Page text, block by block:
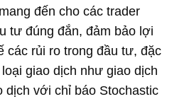
đến cho các trader
tư đúng đắn, đảm bảo lợi
các rủi ro trong đầu tư, đặc
giao dịch như giao dịch
dịch với chỉ báo Stochastic